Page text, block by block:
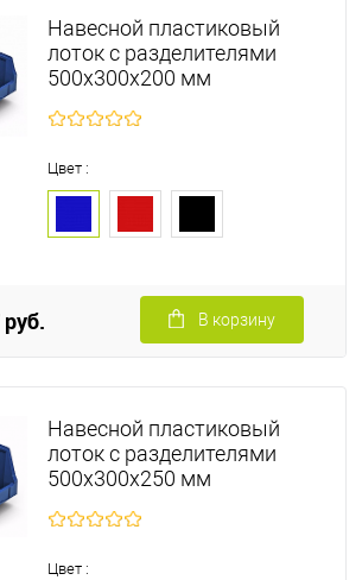
Навесной пластиковый
лоток с разделителями
500х300х200 мм
Цвет :
В корзину
Навесной пластиковый
лоток с разделителями
500х300х250 мм
Цвет :